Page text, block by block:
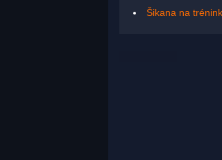
Šikana na